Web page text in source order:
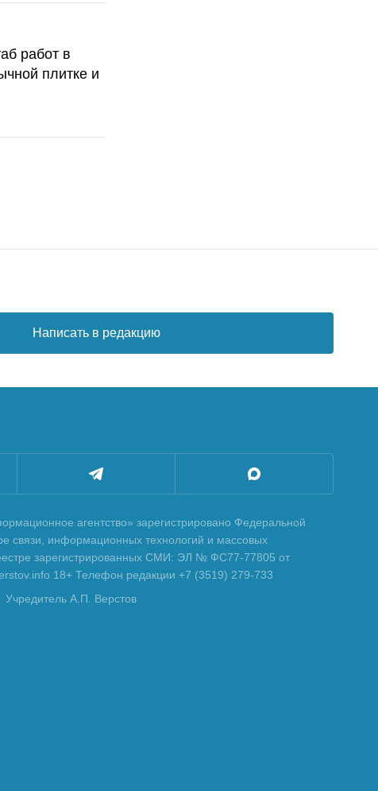
работ в
плитке и
Написать в редакцию
агентство» зарегистрировано Федеральной
связи, информационных технологий и массовых
зарегистрированных СМИ: ЭЛ № ФС77-77805 от
18+ Телефон редакции +7 (3519) 279-733
Учредитель А.П. Верстов